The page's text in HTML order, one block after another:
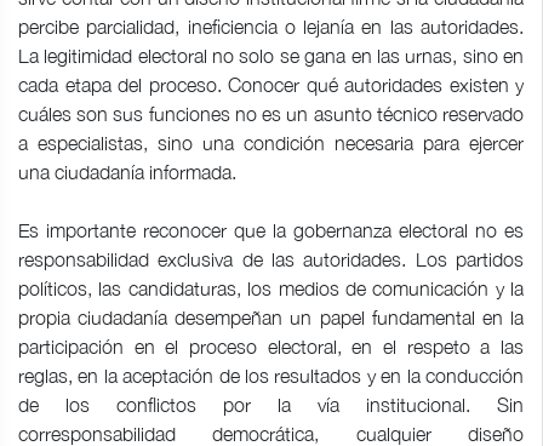
percibe parcialidad, ineficiencia o lejanía en las autoridades.
La legitimidad electoral no solo se gana en las urnas, sino en
cada etapa del proceso. Conocer qué autoridades existen y
cuáles son sus funciones no es un asunto técnico reservado
a especialistas, sino una condición necesaria para ejercer
una ciudadanía informada.
Es importante reconocer que la gobernanza electoral no es
responsabilidad exclusiva de las autoridades. Los partidos
políticos, las candidaturas, los medios de comunicación y la
propia ciudadanía desempeñan un papel fundamental en la
participación en el proceso electoral, en el respeto a las
reglas, en la aceptación de los resultados y en la conducción
de los conflictos por la vía institucional. Sin
corresponsabilidad democrática, cualquier diseño